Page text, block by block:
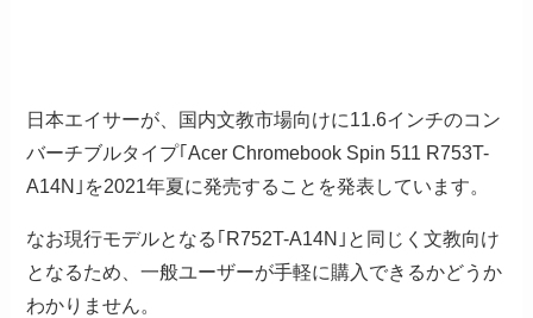
日本エイサーが、国内文教市場向けに11.6インチのコン
バーチブルタイプ｢Acer Chromebook Spin 511 R753T-
A14N｣を2021年夏に発売することを発表しています。
なお現行モデルとなる｢R752T-A14N｣と同じく文教向け
となるため、一般ユーザーが手軽に購入できるかどうか
わかりません。